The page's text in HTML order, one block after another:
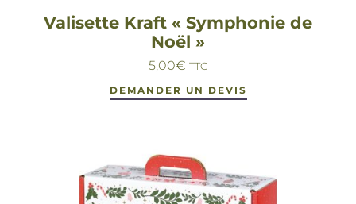
Valisette Kraft « Symphonie de
Noël »
5,00€ TTC
DEMANDER UN DEVIS